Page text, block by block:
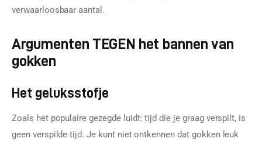
verwaarloosbaar aantal.
Argumenten TEGEN het bannen van
gokken
Het geluksstofje
Zoals het populaire gezegde luidt: tijd die je graag verspilt, is
geen verspilde tijd. Je kunt niet ontkennen dat gokken leuk